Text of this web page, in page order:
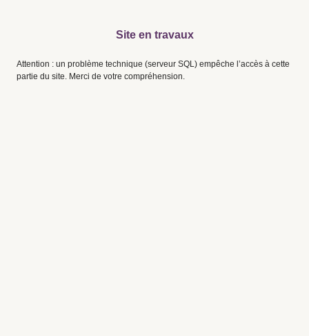
Site en travaux
Attention : un problème technique (serveur SQL) empêche l’accès à cette
partie du site. Merci de votre compréhension.